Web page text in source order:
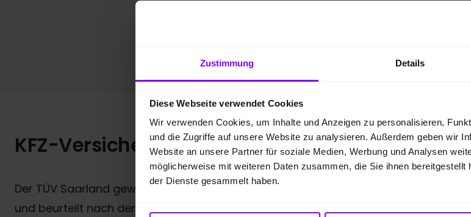
Zustimmung Details
Diese Webseite verwendet Cookies
Wir verwenden Cookies, um Inhalte und Anzeigen zu personalisieren,
und die Zugriffe auf unsere Website zu analysieren. Außerdem geben wir
Website an unsere Partner für soziale Medien, Werbung und Analysen
möglicherweise mit weiteren Daten zusammen, die Sie ihnen
der Dienste gesammelt haben.
KFZ-Versicherung:Einfach "Sehr gut"
Der TÜV Saarland gewährt unserer Kfz-Versicherung die Bestnote "Sehr gut"
und beurteilt nach den Kriterien der Leistung, dem Service sowie der